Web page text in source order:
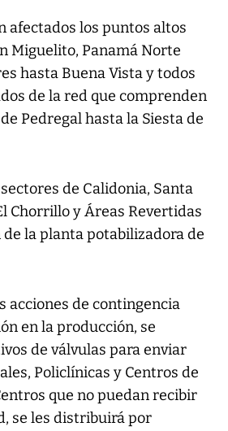
afectados los puntos altos
Miguelito, Panamá Norte
hasta Buena Vista y todos
de la red que comprenden
Pedregal hasta la Siesta de
de Calidonia, Santa
Chorrillo y Áreas Revertidas
de la planta potabilizadora de
acciones de contingencia
en la producción, se
de válvulas para enviar
Policlínicas y Centros de
que no puedan recibir
se les distribuirá por